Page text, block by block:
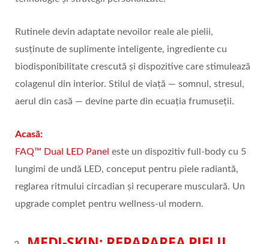
Rutinele devin adaptate nevoilor reale ale pielii,
susținute de suplimente inteligente, ingrediente cu
biodisponibilitate crescută și dispozitive care stimulează
colagenul din interior. Stilul de viață — somnul, stresul,
aerul din casă — devine parte din ecuația frumuseții.
Acasă:
FAQ™ Dual LED Panel este un dispozitiv full-body cu 5
lungimi de undă LED, conceput pentru piele radiantă,
reglarea ritmului circadian și recuperare musculară. Un
upgrade complet pentru wellness-ul modern.